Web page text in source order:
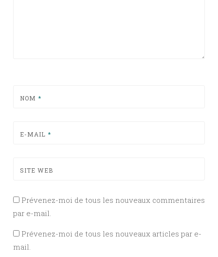
NOM *
E-MAIL *
SITE WEB
Prévenez-moi de tous les nouveaux commentaires
par e-mail.
Prévenez-moi de tous les nouveaux articles par e-
mail.